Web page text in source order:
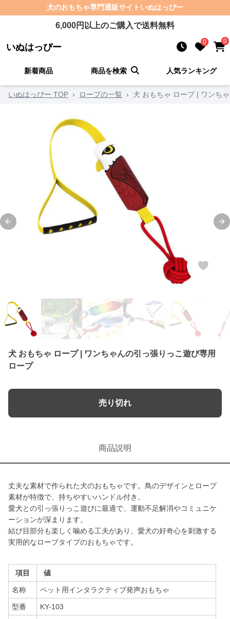
犬のおもちゃ専門通販サイト いぬはっぴー
6,000円以上のご購入で送料無料
いぬはっぴー 0 0
新着商品 商品を検索 人気ランキング
いぬはっぴー TOP › ロープの一覧 › 犬 おもちゃ ロープ | ワンち
Previous slide
犬 おもちゃ ロープ | ワンちゃんの引っ張りっこ遊び専用
ロープ
売り切れ
商品説明
丈夫な素材で作られた犬のおもちゃです。鳥のデザインとロープ
素材が特徴で、持ちやすいハンドル付き。
愛犬との引っ張りっこ遊びに最適で、運動不足解消やコミュニケ
ーションが深まります。
結び目部分も楽しく噛める工夫があり、愛犬の好奇心を刺激する
実用的なロープタイプのおもちゃです。
項目 値
名称 ペット用インタラクティブ発声おもちゃ
型番 KY-103